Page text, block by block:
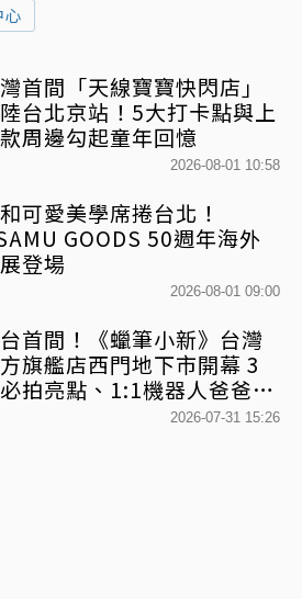
首間「天線寶寶快閃店」
台北京站！5大打卡點與上
周邊勾起童年回憶
2026-08-01 10:58
可愛美學席捲台北！
GOODS 50週年海外
登場
2026-08-01 09:00
首間！《蠟筆小新》台灣
旗艦店西門地下市開幕 3
拍亮點、1:1機器人爸爸、
款日本直送周邊快搶2026-07-31 15:26